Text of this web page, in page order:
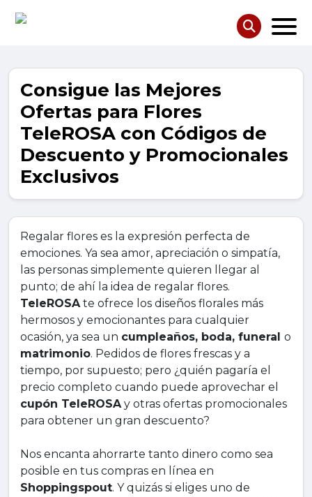
Consigue las Mejores
Ofertas para Flores
TeleROSA con Códigos de
Descuento y Promocionales
Exclusivos
Regalar flores es la expresión perfecta de
emociones. Ya sea amor, apreciación o simpatía,
las personas simplemente quieren llegar al
punto; de ahí la idea de regalar flores.
TeleROSAte ofrece los diseños florales más
hermosos y emocionantes para cualquier
ocasión, ya sea un cumpleaños, boda, funeral o
matrimonio. Pedidos de flores frescas y a
tiempo, por supuesto; pero ¿quién pagaría el
precio completo cuando puede aprovechar el
cupón TeleROSAy otras ofertas promocionales
para obtener un gran descuento?
Nos encanta ahorrarte tanto dinero como sea
posible en tus compras en línea en
Shoppingspout. Y quizás si eliges uno de